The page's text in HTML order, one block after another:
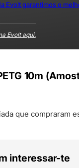
Evolt garantimos o
Evolt aqui.
10m
que compraram
interessar-te